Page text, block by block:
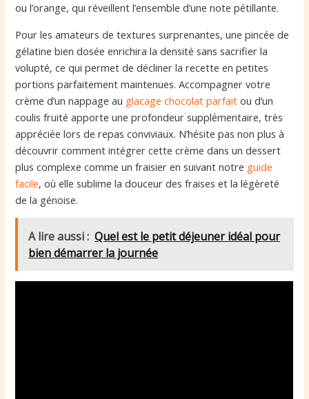
ou l’orange, qui réveillent l’ensemble d’une note pétillante.
Pour les amateurs de textures surprenantes, une pincée de
gélatine bien dosée enrichira la densité sans sacrifier la
volupté, ce qui permet de décliner la recette en petites
portions parfaitement maintenues. Accompagner votre
crème d’un nappage au glacage chocolat parfait ou d’un
coulis fruité apporte une profondeur supplémentaire, très
appréciée lors de repas conviviaux. N’hésite pas non plus à
découvrir comment intégrer cette crème dans un dessert
plus complexe comme un fraisier en suivant notre guide
facile, où elle sublime la douceur des fraises et la légèreté
de la génoise.
A lire aussi : Quel est le petit déjeuner idéal pour
bien démarrer la journée